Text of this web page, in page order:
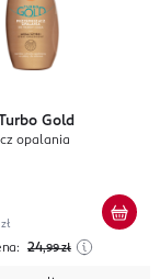
Gold
opalania
24,99 zł